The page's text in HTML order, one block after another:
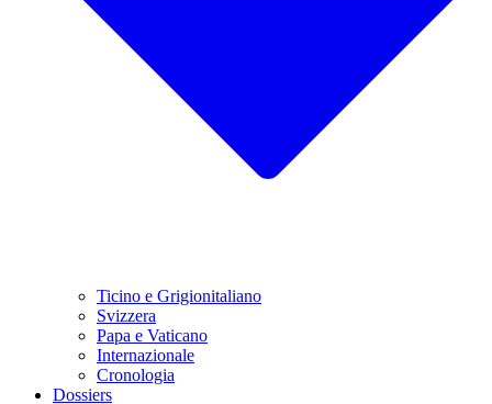
Ticino e Grigionitaliano
Svizzera
Papa e Vaticano
Internazionale
Cronologia
Dossiers